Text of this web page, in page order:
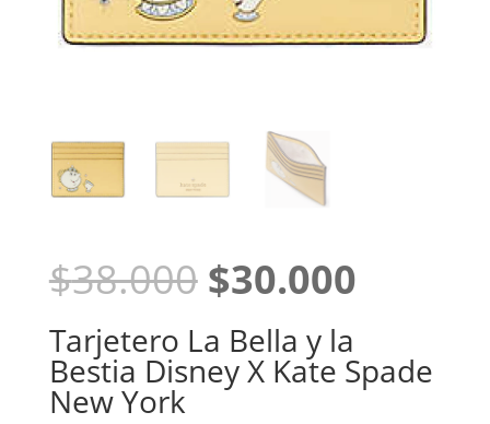
$38.000 El
precio
original
era:
$38.000.
$30.000El
es:
Tarjetero La Bella y la
Bestia Disney X Kate Spade
New York